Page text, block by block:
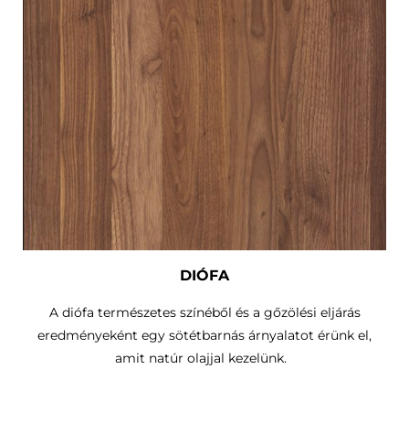
DIÓFA
A diófa természetes színéből és a gőzölési eljárás
eredményeként egy sötétbarnás árnyalatot érünk el,
amit natúr olajjal kezelünk.